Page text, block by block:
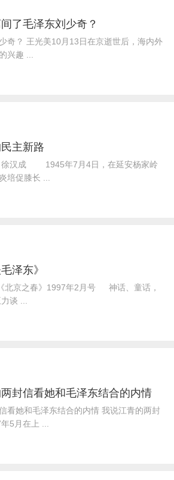
了毛泽东刘少奇？
奇？ 王光美10月13日在京逝世后，海内外
兴趣 ...
主新路
汉成 1945年7月4日，在延安杨家岭
培促膝长 ...
泽东》
北京之春》1997年2月号 神话、童话，
谈 ...
封信看她和毛泽东结合的内情
看她和毛泽东结合的内情 我说江青的两封
5月在上 ...